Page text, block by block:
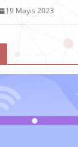
19 Mayıs 2023